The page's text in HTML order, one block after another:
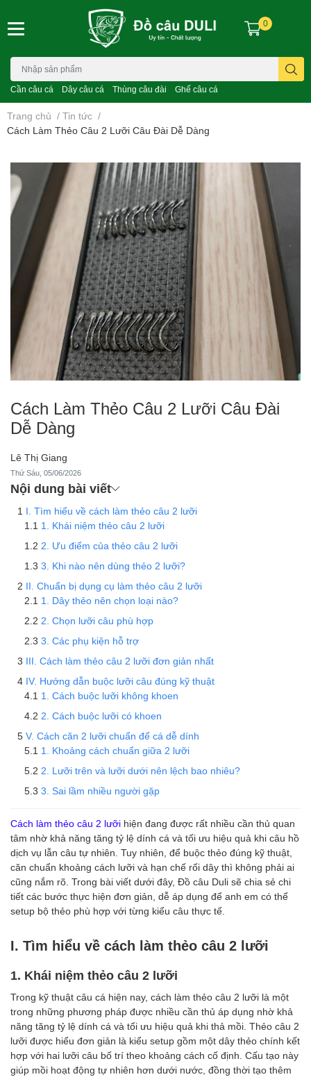
Cần câu cá Dây câu cá Thùng câu đài Ghế câu cá
0
Trang chủ / Tin tức /
Cách Làm Thẻo Câu 2 Lưỡi Câu Đài Dễ Dàng
Cách Làm Thẻo Câu 2 Lưỡi Câu Đài
Dễ Dàng
Lê Thị Giang
Thứ Sáu, 05/06/2026
Nội dung bài viết
I. Tìm hiểu về cách làm thẻo câu 2 lưỡi
1. Khái niệm thẻo câu 2 lưỡi
2. Ưu điểm của thẻo câu 2 lưỡi
3. Khi nào nên dùng thẻo 2 lưỡi?
II. Chuẩn bị dụng cụ làm thẻo câu 2 lưỡi
1. Dây thẻo nên chọn loại nào?
2. Chọn lưỡi câu phù hợp
3. Các phụ kiện hỗ trợ
III. Cách làm thẻo câu 2 lưỡi đơn giản nhất
IV. Hướng dẫn buộc lưỡi câu đúng kỹ thuật
1. Cách buộc lưỡi không khoen
2. Cách buộc lưỡi có khoen
V. Cách căn 2 lưỡi chuẩn để cá dễ dính
1. Khoảng cách chuẩn giữa 2 lưỡi
2. Lưỡi trên và lưỡi dưới nên lệch bao nhiêu?
3. Sai lầm nhiều người gặp
Cách làm thẻo câu 2 lưỡi hiện đang được rất nhiều cần thủ quan
tâm nhờ khả năng tăng tỷ lệ dính cá và tối ưu hiệu quả khi câu hồ
dịch vụ lẫn câu tự nhiên. Tuy nhiên, để buộc thẻo đúng kỹ thuật,
căn chuẩn khoảng cách lưỡi và hạn chế rối dây thì không phải ai
cũng nắm rõ. Trong bài viết dưới đây, Đồ câu Duli sẽ chia sẻ chi
tiết các bước thực hiện đơn giản, dễ áp dụng để anh em có thể
setup bộ thẻo phù hợp với từng kiểu câu thực tế.
I. Tìm hiểu về cách làm thẻo câu 2 lưỡi
1. Khái niệm thẻo câu 2 lưỡi
Trong kỹ thuật câu cá hiện nay, cách làm thẻo câu 2 lưỡi là một
trong những phương pháp được nhiều cần thủ áp dụng nhờ khả
năng tăng tỷ lệ dính cá và tối ưu hiệu quả khi thả mồi. Thẻo câu 2
lưỡi được hiểu đơn giản là kiểu setup gồm một dây thẻo chính kết
hợp với hai lưỡi câu bố trí theo khoảng cách cố định. Cấu tạo này
giúp mồi hoạt động tự nhiên hơn dưới nước, đồng thời tạo thêm